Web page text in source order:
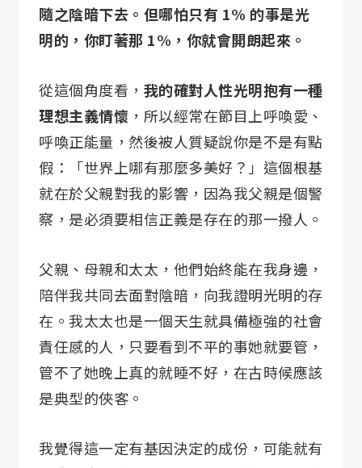
隨之陰暗下去。但哪怕只有 1% 的事是光
明的，你盯著那 1%，你就會開朗起來。
從這個角度看， 我的確對人性光明抱有一種
理想主義情懷 ，所以經常在節目上呼喚愛、
呼喚正能量，然後被人質疑說你是不是有點
假：「世界上哪有那麼多美好？」這個根基
就在於父親對我的影響，因為我父親是個警
察，是必須要相信正義是存在的那一撥人。
父親、母親和太太，他們始終能在我身邊，
陪伴我共同去面對陰暗，向我證明光明的存
在。我太太也是一個天生就具備極強的社會
責任感的人，只要看到不平的事她就要管，
管不了她晚上真的就睡不好，在古時候應該
是典型的俠客。
我覺得這一定有基因決定的成份，可能就有